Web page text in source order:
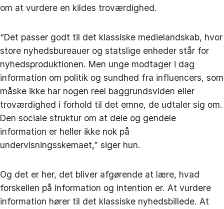
om at vurdere en kildes troværdighed.
“Det passer godt til det klassiske medielandskab, hvor
store nyhedsbureauer og statslige enheder står for
nyhedsproduktionen. Men unge modtager i dag
information om politik og sundhed fra influencers, som
måske ikke har nogen reel baggrundsviden eller
troværdighed i forhold til det emne, de udtaler sig om.
Den sociale struktur om at dele og gendele
information er heller ikke nok på
undervisningsskemaet,” siger hun.
Og det er her, det bliver afgørende at lære, hvad
forskellen på information og intention er. At vurdere
information hører til det klassiske nyhedsbillede. At